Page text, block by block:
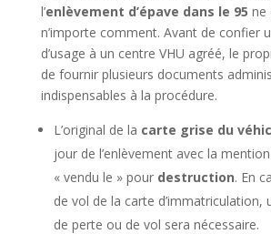
l’enlèvement d’épave dans le 95 ne
n’importe comment. Avant de confier
d’usage à un centre VHU agréé, le
de fournir plusieurs documents
indispensables à la procédure.
L’original de la carte grise du
jour de l’enlèvement avec la
« vendu le » pour destruction. En
de vol de la carte d’immatriculation,
de perte ou de vol sera nécessaire.